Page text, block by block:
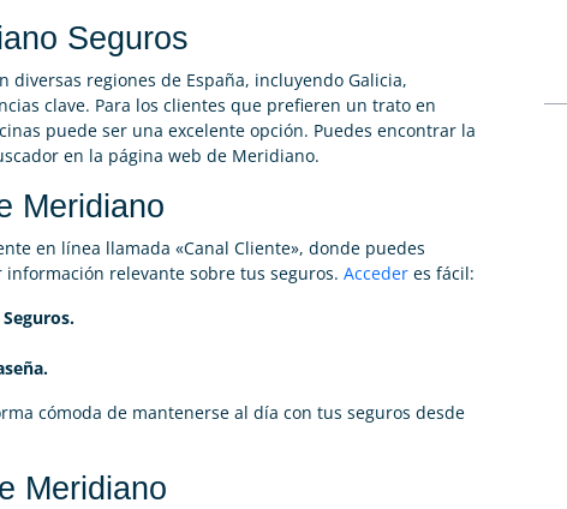
Seguros
diversas regiones de España, incluyendo Galicia,
clave. Para los clientes que prefieren un trato en
puede ser una excelente opción. Puedes encontrar la
en la página web de Meridiano.
Meridiano
en línea llamada «Canal Cliente», donde puedes
relevante sobre tus seguros. Acceder es fácil:
cómoda de mantenerse al día con tus seguros desde
Meridiano